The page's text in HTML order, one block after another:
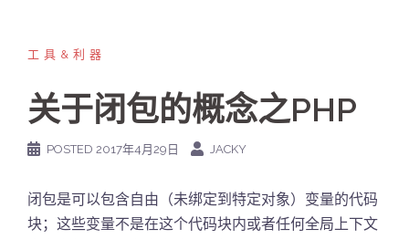
工具&利器
关于闭包的概念之PHP
POSTED 2017年4月29日 JACKY
闭包是可以包含自由（未绑定到特定对象）变量的代码
块；这些变量不是在这个代码块内或者任何全局上下文